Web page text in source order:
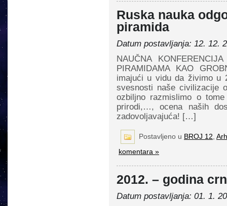
Ruska nauka
piramida
Datum postavljanja: 12. 12.
NAUČNA
PIRAMIDAMA KAO
imajući u vidu da živimo u
svesnosti naše civilizacije
ozbiljno razmislimo o
prirodi,…, ocena naših
zadovoljavajuća! […]
Postavljeno u BROJ 12
komentara »
2012. – godina
Datum postavljanja: 01. 1.